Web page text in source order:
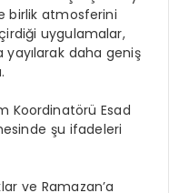
birlik atmosferini
uygulamalar,
yayılarak daha geniş
Koordinatörü Esad
şu ifadeleri
ve Ramazan’a